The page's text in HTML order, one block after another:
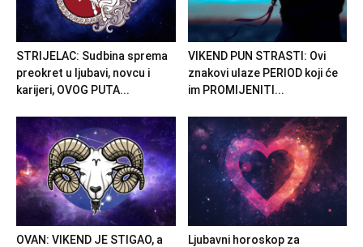
STRIJELAC: Sudbina sprema
preokret u ljubavi, novcu i
karijeri, OVOG PUTA...
VIKEND PUN STRASTI: Ovi
znakovi ulaze PERIOD koji će
im PROMIJENITI...
OVAN: VIKEND JE STIGAO, a
Ljubavni horoskop za